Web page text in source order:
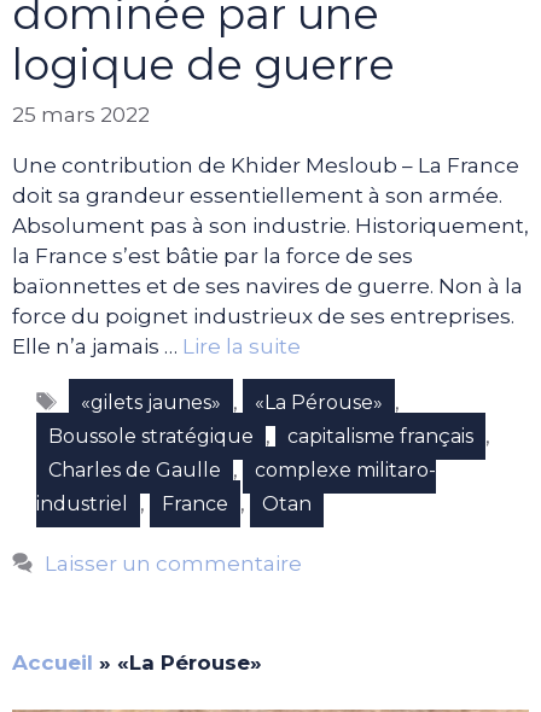
dominée par une
logique de guerre
25 mars 2022
Une contribution de Khider Mesloub – La France
doit sa grandeur essentiellement à son armée.
Absolument pas à son industrie. Historiquement,
la France s’est bâtie par la force de ses
baïonnettes et de ses navires de guerre. Non à la
force du poignet industrieux de ses entreprises.
Elle n’a jamais … Lire la suite
Étiquettes
«gilets jaunes» , «La Pérouse» ,
Boussole stratégique , capitalisme français ,
Charles de Gaulle ,
complexe militaro-
industriel
, France , Otan
Laisser un commentaire
Accueil » «La Pérouse»